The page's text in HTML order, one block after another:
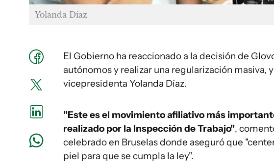
Yolanda Díaz
El Gobierno ha reaccionado a la decisión de
autónomos y realizar una regularización masiva,
vicepresidenta Yolanda Díaz.
"Este es el movimiento afiliativo más
realizado por la Inspección de Trabajo",
celebrado en Bruselas donde aseguró que
piel para que se cumpla la ley".